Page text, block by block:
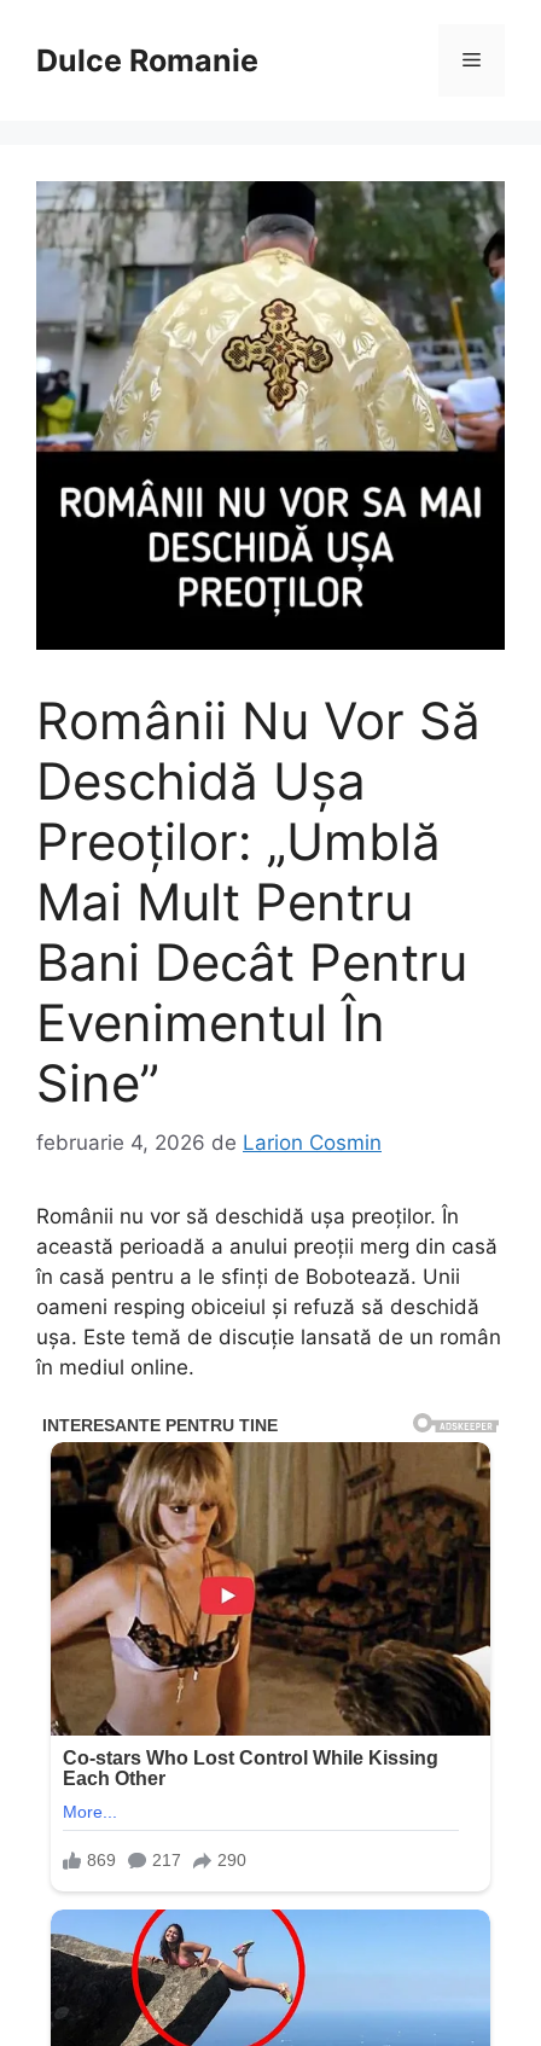
conținutDulce Romanie Meniu
Românii Nu Vor Să
Deschidă Ușa
Preoților: „Umblă
Mai Mult Pentru
Bani Decât Pentru
Evenimentul În
Sine”
februarie 4, 2026 de Larion Cosmin
Românii nu vor să deschidă ușa preoților. În
această perioadă a anului preoții merg din casă
în casă pentru a le sfinți de Bobotează. Unii
oameni resping obiceiul și refuză să deschidă
ușa. Este temă de discuție lansată de un român
în mediul online.